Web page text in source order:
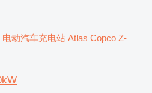
电动汽车充电站 Atlas Copco Z-